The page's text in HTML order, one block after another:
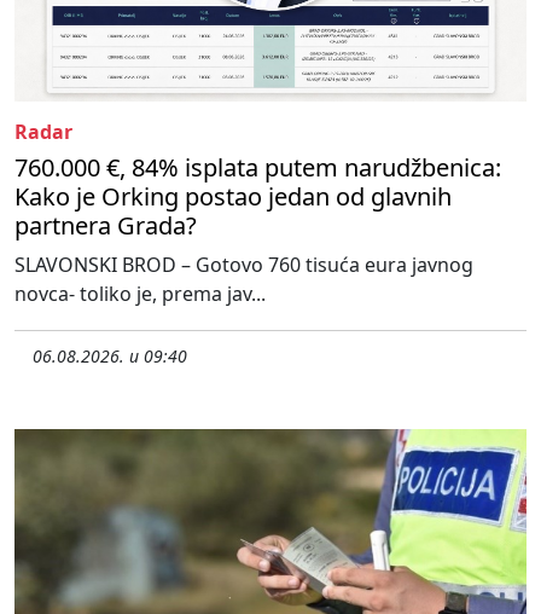
Radar
760.000 €, 84% isplata putem narudžbenica:
Kako je Orking postao jedan od glavnih
partnera Grada?
SLAVONSKI BROD – Gotovo 760 tisuća eura javnog
novca- toliko je, prema jav...
06.08.2026. u 09:40